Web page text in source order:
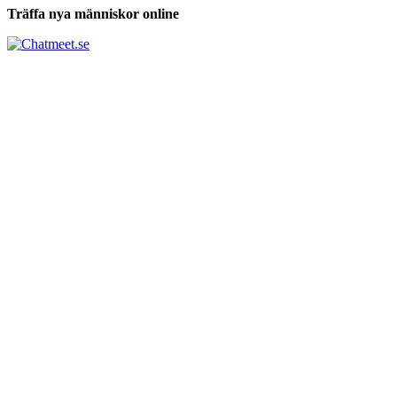
Träffa nya människor online